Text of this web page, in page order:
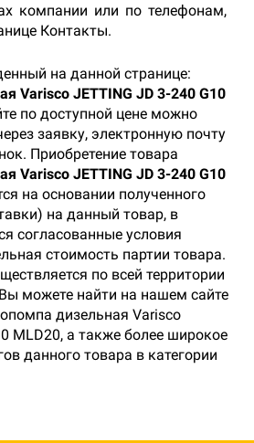
компании или по телефонам,
Контакты.
на данной странице:
Varisco JETTING JD 3-240 G10
по доступной цене можно
заявку, электронную почту
Приобретение товара
Varisco JETTING JD 3-240 G10
на основании полученного
на данный товар, в
согласованные условия
стоимость партии товара.
по всей территории
можете найти на нашем сайте
дизельная Varisco
MLD20, а также более широкое
данного товара в категории